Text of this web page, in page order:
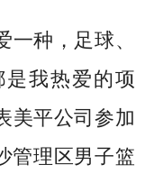
种，足球、
我热爱的项
美平公司参加
管理区男子篮